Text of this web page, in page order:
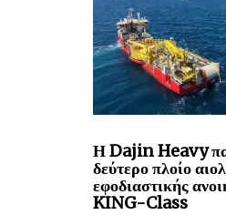
Η Dajin Heavy
δεύτερο πλοίο
εφοδιαστικής
KING-Class